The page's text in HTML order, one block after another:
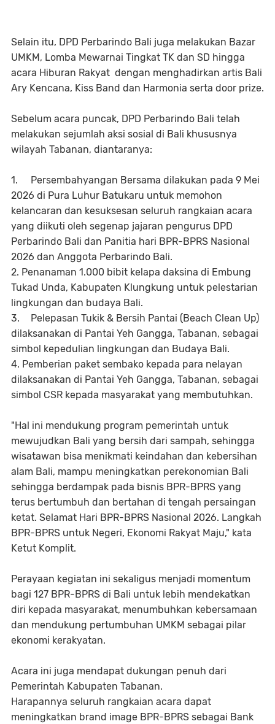
Selain itu, DPD Perbarindo Bali juga melakukan Bazar
UMKM, Lomba Mewarnai Tingkat TK dan SD hingga
acara Hiburan Rakyat dengan menghadirkan artis Bali
Ary Kencana, Kiss Band dan Harmonia serta door prize.
Sebelum acara puncak, DPD Perbarindo Bali telah
melakukan sejumlah aksi sosial di Bali khususnya
wilayah Tabanan, diantaranya:
1.
Persembahyangan Bersama dilakukan pada 9 Mei
2026 di Pura Luhur Batukaru untuk memohon
kelancaran dan kesuksesan seluruh rangkaian acara
yang diikuti oleh segenap jajaran pengurus DPD
Perbarindo Bali dan Panitia hari BPR-BPRS Nasional
2026 dan Anggota Perbarindo Bali.
2. Penanaman 1.000 bibit kelapa daksina di Embung
Tukad Unda, Kabupaten Klungkung untuk pelestarian
lingkungan dan budaya Bali.
3.
Pelepasan Tukik & Bersih Pantai (Beach Clean Up)
dilaksanakan di Pantai Yeh Gangga, Tabanan, sebagai
simbol kepedulian lingkungan dan Budaya Bali.
4. Pemberian paket sembako kepada para nelayan
dilaksanakan di Pantai Yeh Gangga, Tabanan, sebagai
simbol CSR kepada masyarakat yang membutuhkan.
"Hal ini mendukung program pemerintah untuk
mewujudkan Bali yang bersih dari sampah, sehingga
wisatawan bisa menikmati keindahan dan kebersihan
alam Bali, mampu meningkatkan perekonomian Bali
sehingga berdampak pada bisnis BPR-BPRS yang
terus bertumbuh dan bertahan di tengah persaingan
ketat. Selamat Hari BPR-BPRS Nasional 2026. Langkah
BPR-BPRS untuk Negeri, Ekonomi Rakyat Maju," kata
Ketut Komplit.
Perayaan kegiatan ini sekaligus menjadi momentum
bagi 127 BPR-BPRS di Bali untuk lebih mendekatkan
diri kepada masyarakat, menumbuhkan kebersamaan
dan mendukung pertumbuhan UMKM sebagai pilar
ekonomi kerakyatan.
Acara ini juga mendapat dukungan penuh dari
Pemerintah Kabupaten Tabanan.
Harapannya seluruh rangkaian acara dapat
meningkatkan brand image BPR-BPRS sebagai Bank